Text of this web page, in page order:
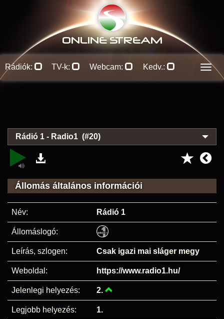
ONLINE STREAM
Rádiók: TV-k: Webcam: Kedv.:
Rádió 1 - Radio1 (#20)
Állomás általános információi
Név: Rádió 1
Állomáslogó:
Leírás, szlogen: Csak igazi mai sláger megy
Weboldal: https://www.radio1.hu/
Jelenlegi helyezés: 2.
Legjobb helyezés: 1.